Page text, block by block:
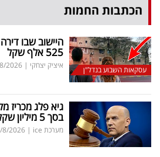
הכתבות החמות
עסקאות השבוע בנדל"ן
היישוב שבו
525 אלף שקל
איציק יצחקי |
2026
גיא פלג מכריז
בסך 5 מיליון שקל
מערכת ice |
8/2026